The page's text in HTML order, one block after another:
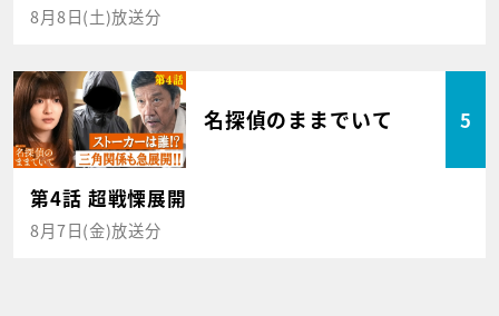
8月8日(土)放送分
名探偵のままでいて 5
第4話 超戦慄展開
8月7日(金)放送分